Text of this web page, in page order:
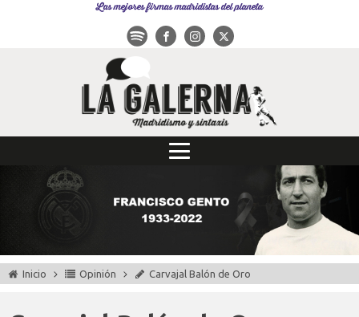
Las mejores firmas madridistas del planeta
Inicio Opinión Carvajal Balón de Oro